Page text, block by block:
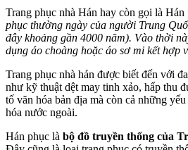
Trang phục nhà Hán hay còn gọi là Hán
phục thường ngày của người Trung
đây khoảng gần 4000 năm). Vào thời
dụng áo choàng hoặc áo sơ mi kết hợp
Trang phục nhà hán được biết đến với
như kỹ thuật dệt may tinh xảo, hấp thu
tố văn hóa bản địa mà còn cả những
hóa nước ngoài.
Hán phục là bộ đồ truyền thống của